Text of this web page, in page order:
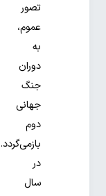
تصور
عموم،
به
دوران
جنگ
جهانی
دوم
بازمی‌گردد.
در
سال